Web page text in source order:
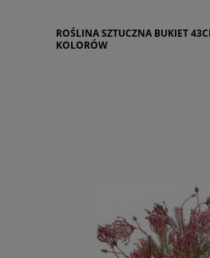
ROŚLINA SZTUCZNA BUKIET
KOLORÓW